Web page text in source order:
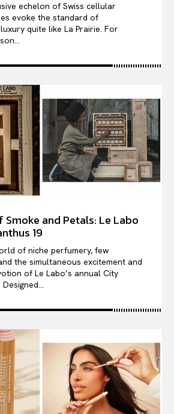
echelon of Swiss cellular
evoke the standard of
quite like La Prairie. For
and Petals: Le Labo
19
of niche perfumery, few
the simultaneous excitement and
of Le Labo’s annual City